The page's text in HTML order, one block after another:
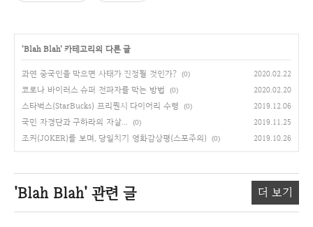
'Blah Blah' 카테고리의 다른 글
과연 중국인을 막으면 사태가 진정될 것인가? (0) 2020.02.22
코로나 바이러스 슈퍼 전파자를 막는 방법 (0) 2020.02.20
스타벅스(StarBucks) 프리퀀시 다이어리 수령 (0) 2019.12.06
국민 자경단과 구하라의 자살... (0) 2019.11.25
조커(JOKER)를 보며, 당일치기 영화감상평(스포주의) (0) 2019.10.26
'Blah Blah'관련 글 더 보기